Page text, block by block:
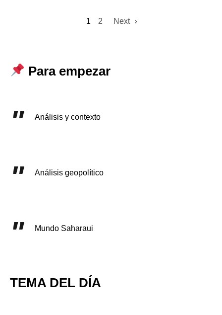
1 2 Next
Para empezar
Análisis y contexto
Análisis geopolítico
Mundo Saharaui
TEMA DEL DÍA